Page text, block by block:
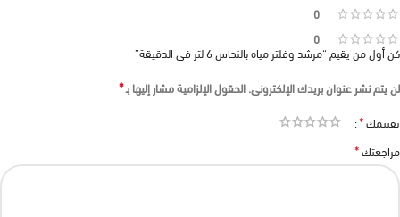
0
0
كن أول من يقيم “مرشد وفلتر مياه بالنحاس 6 لتر فى الدقيقة”
لن يتم نشر عنوان بريدك الإلكتروني.الحقول الإلزامية مشار إليها بـ*
تقييمك*
مراجعتك*